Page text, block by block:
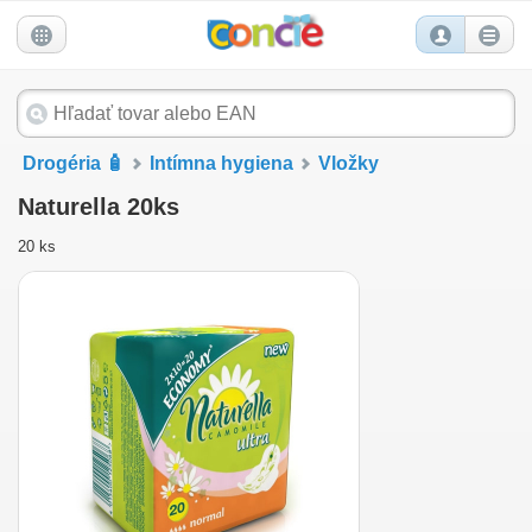
Drogéria 🧴 Intímna hygiena Vložky
Naturella 20ks
20 ks